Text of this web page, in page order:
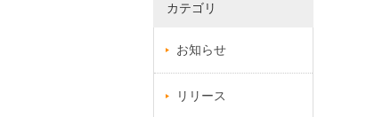
カテゴリ
お知らせ
リリース